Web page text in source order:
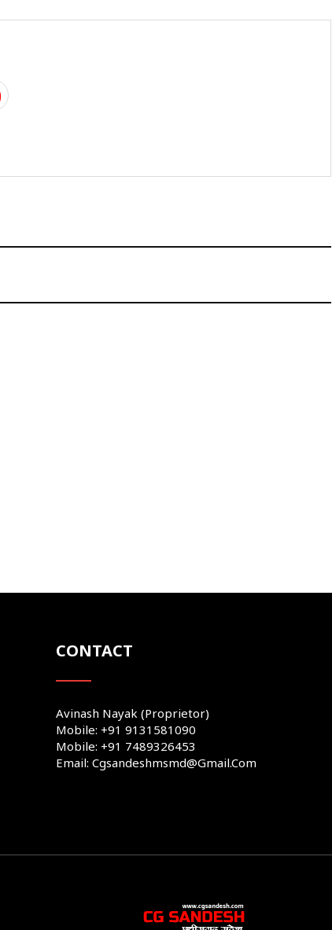
CONTACT
Avinash Nayak (Proprietor)
Mobile: +91 9131581090
Mobile: +91 7489326453
Email: Cgsandeshmsmd@gmail.com